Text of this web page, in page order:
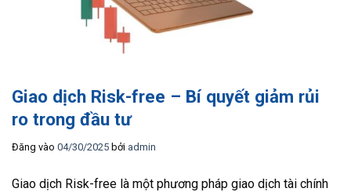
Giao dịch Risk-free – Bí quyết giảm rủi
ro trong đầu tư
Đăng vào 04/30/2025 bởi admin
Giao dịch Risk-free là một phương pháp giao dịch tài chính